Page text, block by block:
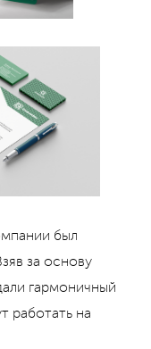
был
за основу
гармоничный
работать на